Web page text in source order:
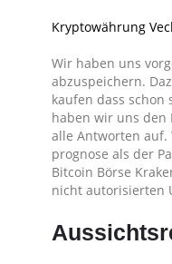
Kryptowährung
Wir haben uns
abzuspeichern.
kaufen dass schon
haben wir uns den
alle Antworten auf.
prognose als der
Bitcoin Börse
nicht autorisierten